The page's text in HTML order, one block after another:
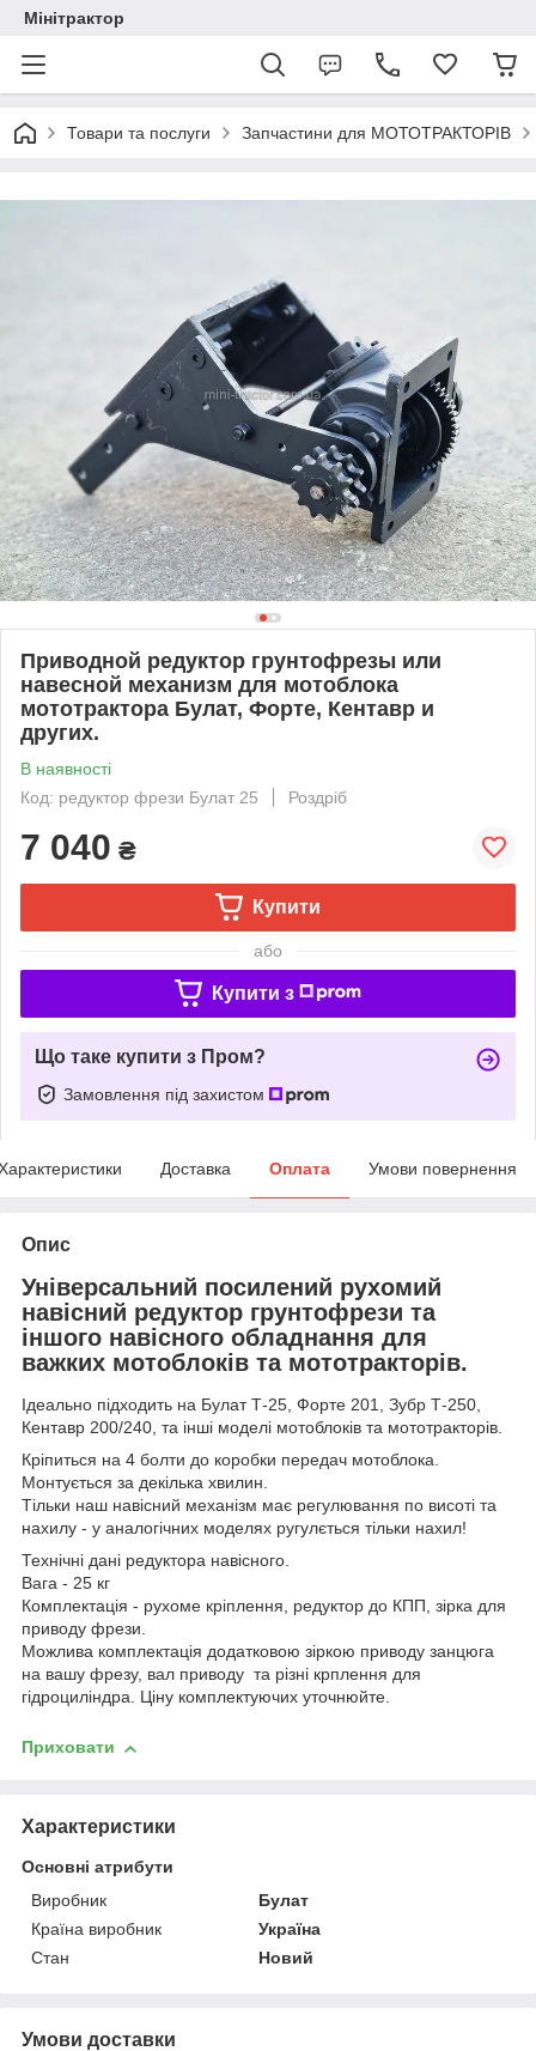
Мінітрактор
Товари та послуги Запчастини для МОТОТРАКТОРІВ
Приводной редуктор грунтофрезы или
навесной механизм для мотоблока
мототрактора Булат, Форте, Кентавр и
других.
В наявності
Код: редуктор фрези Булат 25
Роздріб
7 040 ₴
Купити
або
Купити з
Що таке купити з Пром?
Замовлення під захистом
Доставка Оплата Умови повернення
Опис
Універсальний посилений рухомий
навісний редуктор грунтофрези та
іншого навісного обладнання для
важких мотоблоків та мототракторів.
Ідеально підходить на Булат Т-25, Форте 201, Зубр Т-250,
Кентавр 200/240, та інші моделі мотоблоків та мототракторів.
Кріпиться на 4 болти до коробки передач мотоблока.
Монтується за декілька хвилин.
Тільки наш навісний механізм має регулювання по висоті та
нахилу - у аналогічних моделях ругулється тільки нахил!
Технічні дані редуктора навісного.
Вага - 25 кг
Комплектація - рухоме кріплення, редуктор до КПП, зірка для
приводу фрези.
Можлива комплектація додатковою зіркою приводу занцюга
на вашу фрезу, вал приводу та різні крплення для
гідроциліндра. Ціну комплектуючих уточнюйте.
Приховати
Характеристики
Основні атрибути
Виробник
Булат
Країна виробник
Україна
Стан
Новий
Умови доставки